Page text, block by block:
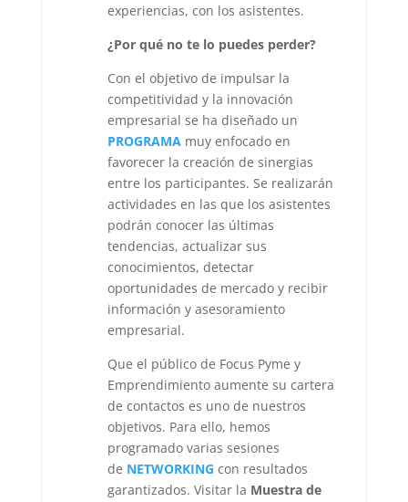
experiencias, con los asistentes.
¿Por qué no te lo puedes perder?
Con el objetivo de impulsar la
competitividad y la innovación
empresarial se ha diseñado un
PROGRAMAmuy enfocado en
favorecer la creación de sinergias
entre los participantes. Se realizarán
actividades en las que los asistentes
podrán conocer las últimas
tendencias, actualizar sus
conocimientos, detectar
oportunidades de mercado y recibir
información y asesoramiento
empresarial.
Que el público de Focus Pyme y
Emprendimiento aumente su cartera
de contactos es uno de nuestros
objetivos. Para ello, hemos
programado varias sesiones
de NETWORKING con resultados
garantizados. Visitar la Muestra de